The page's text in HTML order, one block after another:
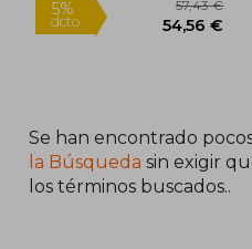
Se han encontrado
la Búsqueda sin exigir
los términos buscados..